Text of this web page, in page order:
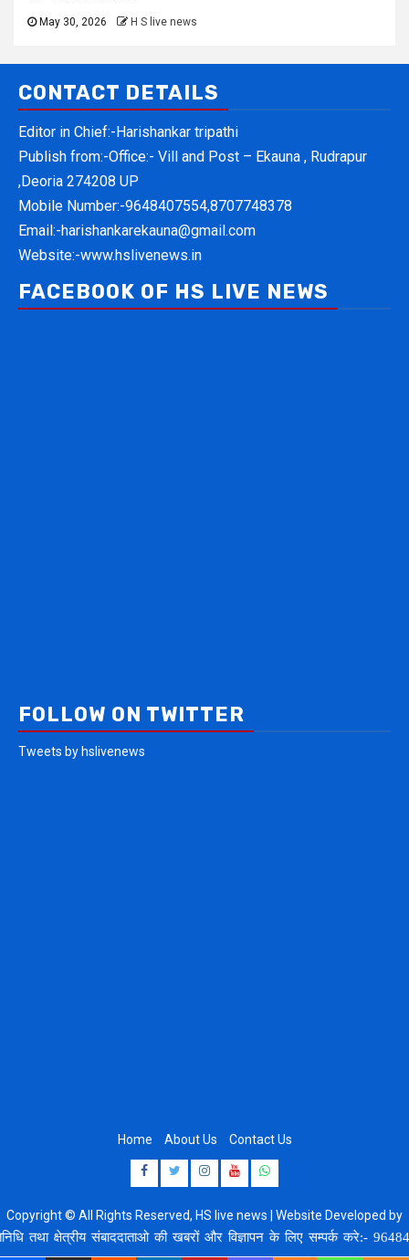
May 30, 2026 H S live news
CONTACT DETAILS
Editor in Chief:-Harishankar tripathi
Publish from:-Office:- Vill and Post – Ekauna , Rudrapur
,Deoria 274208 UP
Mobile Number:-9648407554,8707748378
Email:-harishankarekauna@gmail.com
Website:-www.hslivenews.in
FACEBOOK OF HS LIVE NEWS
FOLLOW ON TWITTER
Tweets by hslivenews
Home About Us Contact Us
Facebook
Twitter
Instagram
Youtube
Whatsapp
Copyright © All Rights Reserved, HS live news | Website Developed by
8920664806
संबाददाताओ की खबरों और विज्ञापन के लिए सम्पर्क करे:-